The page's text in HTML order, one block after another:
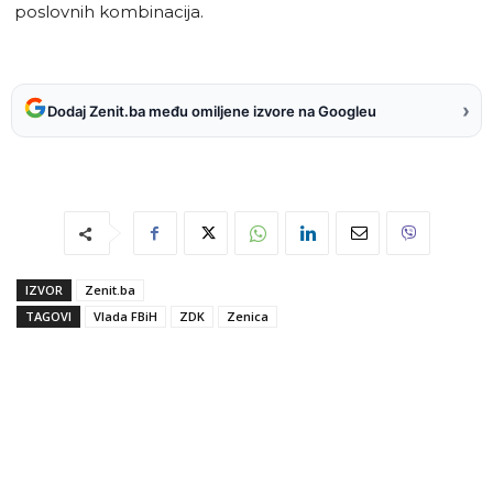
poslovnih kombinacija.
Dodaj Zenit.ba među omiljene izvore na Googleu ›
IZVOR
Zenit.ba
TAGOVI
Vlada FBiH ZDK Zenica